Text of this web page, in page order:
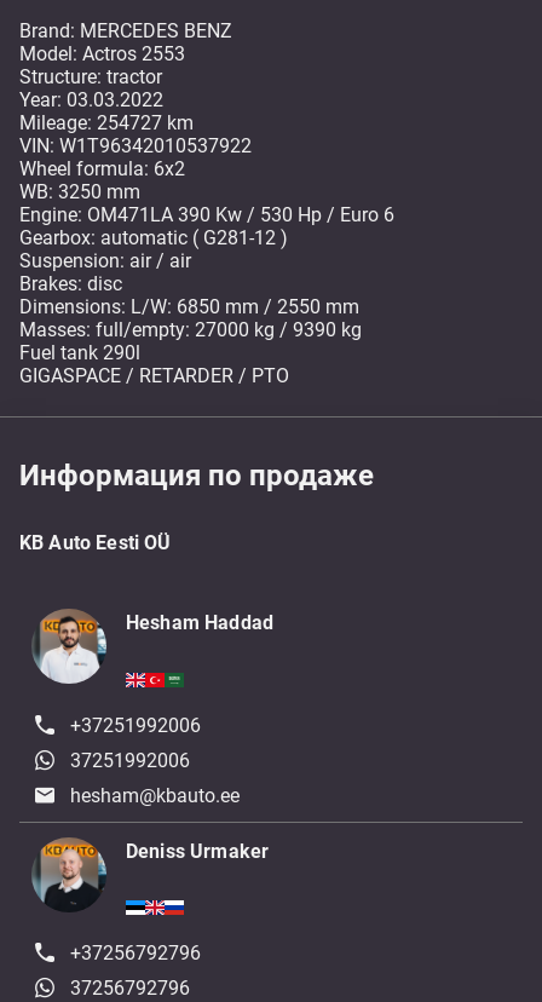
Brand: MERCEDES BENZ
Model: Actros 2553
Structure: tractor
Year: 03.03.2022
Mileage: 254727 km
VIN: W1T96342010537922
Wheel formula: 6x2
WB: 3250 mm
Engine: OM471LA 390 Kw / 530 Hp / Euro 6
Gearbox: automatic ( G281-12 )
Suspension: air / air
Brakes: disc
Dimensions: L/W: 6850 mm / 2550 mm
Masses: full/empty: 27000 kg / 9390 kg
Fuel tank 290l
GIGASPACE / RETARDER / PTO
Информация по продаже
KB Auto Eesti OÜ
Hesham Haddad
+37251992006
37251992006
hesham@kbauto.ee
Deniss Urmaker
+37256792796
37256792796